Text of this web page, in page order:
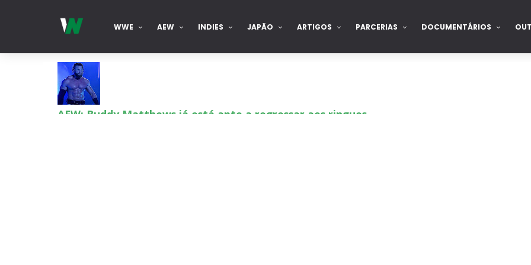
WWE AEW INDIES JAPÃO ARTIGOS PARCERIAS DOCUMENTÁRIOS
AEW: Buddy Matthews já está apto a regressar aos ringues